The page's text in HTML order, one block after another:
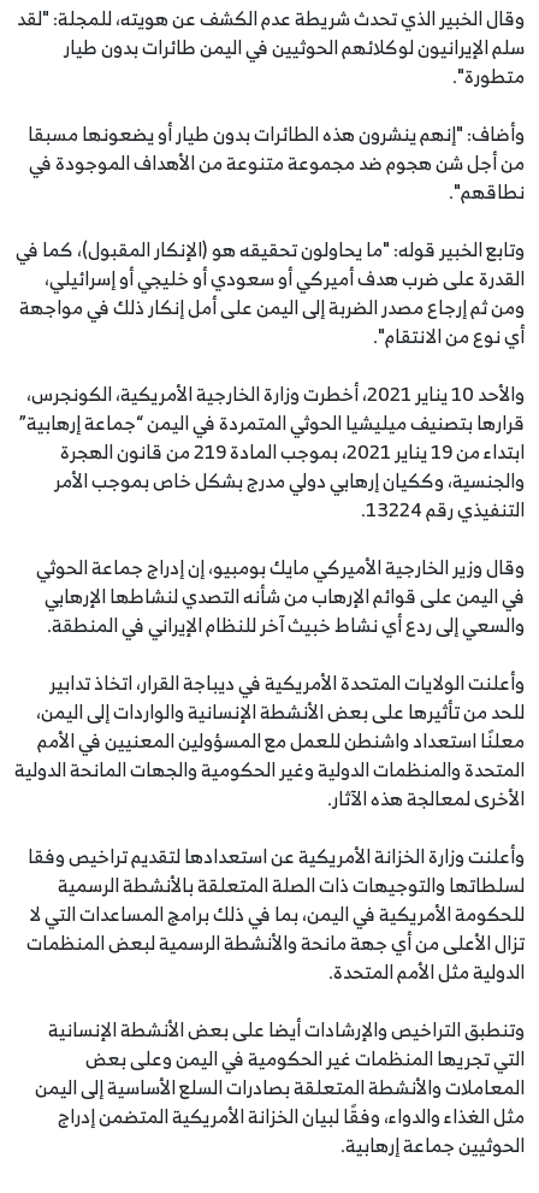
وقال الخبير الذي تحدث شريطة عدم الكشف عن هويته، للمجلة: "لقد
سلم الإيرانيون لوكلائهم الحوثيين في اليمن طائرات بدون طيار
متطورة".
وأضاف: "إنهم ينشرون هذه الطائرات بدون طيار أو يضعونها مسبقا
من أجل شن هجوم ضد مجموعة متنوعة من الأهداف الموجودة في
نطاقهم".
وتابع الخبير قوله: "ما يحاولون تحقيقه هو (الإنكار المقبول)، كما في
القدرة على ضرب هدف أميركي أو سعودي أو خليجي أو إسرائيلي،
ومن ثم إرجاع مصدر الضربة إلى اليمن على أمل إنكار ذلك في مواجهة
أي نوع من الانتقام".
والأحد 10 يناير 2021، أخطرت وزارة الخارجية الأمريكية، الكونجرس،
قرارها بتصنيف ميليشيا الحوثي المتمردة في اليمن “جماعة إرهابية”
ابتداء من 19 يناير 2021، بموجب المادة 219 من قانون الهجرة
والجنسية، وككيان إرهابي دولي مدرج بشكل خاص بموجب الأمر
التنفيذي رقم 13224.
وقال وزير الخارجية الأميركي مايك بومبيو، إن إدراج جماعة الحوثي
في اليمن على قوائم الإرهاب من شأنه التصدي لنشاطها الإرهابي
والسعي إلى ردع أي نشاط خبيث آخر للنظام الإيراني في المنطقة.
وأعلنت الولايات المتحدة الأمريكية في ديباجة القرار، اتخاذ تدابير
للحد من تأثيرها على بعض الأنشطة الإنسانية والواردات إلى اليمن،
معلنًا استعداد واشنطن للعمل مع المسؤولين المعنيين في الأمم
المتحدة والمنظمات الدولية وغير الحكومية والجهات المانحة الدولية
الأخرى لمعالجة هذه الآثار.
وأعلنت وزارة الخزانة الأمريكية عن استعدادها لتقديم تراخيص وفقا
لسلطاتها والتوجيهات ذات الصلة المتعلقة بالأنشطة الرسمية
للحكومة الأمريكية في اليمن، بما في ذلك برامج المساعدات التي لا
تزال الأعلى من أي جهة مانحة والأنشطة الرسمية لبعض المنظمات
الدولية مثل الأمم المتحدة.
وتنطبق التراخيص والإرشادات أيضا على بعض الأنشطة الإنسانية
التي تجريها المنظمات غير الحكومية في اليمن وعلى بعض
المعاملات والأنشطة المتعلقة بصادرات السلع الأساسية إلى اليمن
مثل الغذاء والدواء، وفقًا لبيان الخزانة الأمريكية المتضمن إدراج
الحوثيين جماعة إرهابية.